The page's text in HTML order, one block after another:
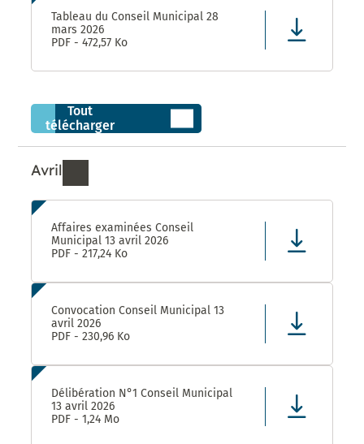
Tableau du Conseil Municipal 28
mars 2026
PDF - 472,57 Ko
Tout
télécharger
Avril
Ressources de Avril 2026
Affaires examinées Conseil
Municipal 13 avril 2026
PDF - 217,24 Ko
Convocation Conseil Municipal 13
avril 2026
PDF - 230,96 Ko
Délibération N°1 Conseil Municipal
13 avril 2026
PDF - 1,24 Mo